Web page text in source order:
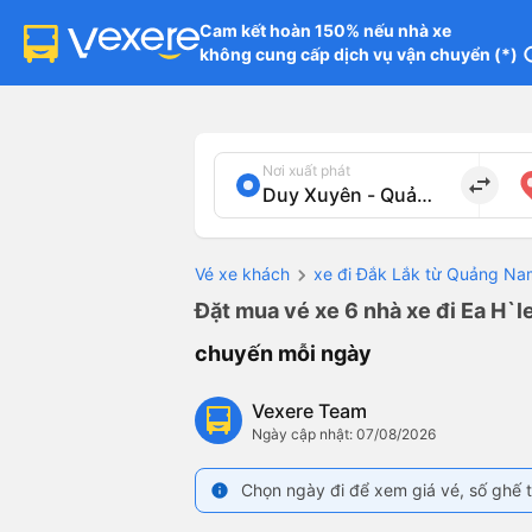
Cam kết hoàn 150% nếu nhà xe
không cung cấp dịch vụ vận chuyển (*)
Nơi xuất phát
import_export
Vé xe khách xe đi Đắk Lắk từ Quảng
Đặt mua vé xe 6 nhà xe đi Ea
chuyến mỗi ngày
Vexere Team
Ngày cập nhật: 07/08/2026
info Chọn ngày đi để xem giá vé, số